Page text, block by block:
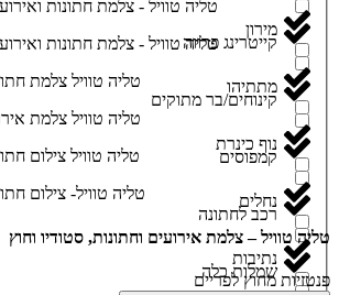
קייטרינג פרווה
קינוחים/בר מתוקים
קמפוסים
רכב לחתונה
שמלות כלה
מירון
מתתיהו
נוף כינרת
נחלים
נתיבות
טליה טוויל – צלמת אירועים וחתונות, סטודיו וחוץ
פנטזיות מחוץ לפריים